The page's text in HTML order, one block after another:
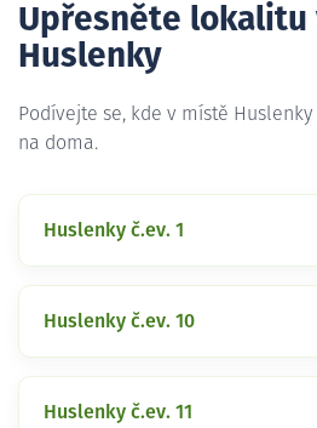
Upřesněte lokalitu
Huslenky
Podívejte se, kde v místě
na doma.
Huslenky č.ev. 1
Huslenky č.ev. 10
Huslenky č.ev. 11